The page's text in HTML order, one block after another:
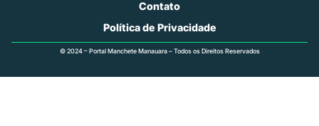
Contato
Política de Privacidade
© 2024 – Portal Manchete Manauara – Todos os Direitos Reservados